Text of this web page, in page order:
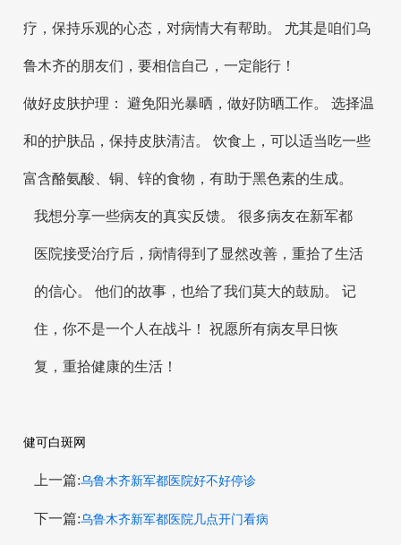
疗，保持乐观的心态，对病情大有帮助。 尤其是咱们乌
鲁木齐的朋友们，要相信自己，一定能行！
做好皮肤护理： 避免阳光暴晒，做好防晒工作。 选择温
和的护肤品，保持皮肤清洁。 饮食上，可以适当吃一些
富含酪氨酸、铜、锌的食物，有助于黑色素的生成。
我想分享一些病友的真实反馈。 很多病友在新军都
医院接受治疗后，病情得到了显然改善，重拾了生活
的信心。 他们的故事，也给了我们莫大的鼓励。 记
住，你不是一个人在战斗！ 祝愿所有病友早日恢
复，重拾健康的生活！
健可白斑网
上一篇:乌鲁木齐新军都医院好不好停诊
下一篇:乌鲁木齐新军都医院几点开门看病